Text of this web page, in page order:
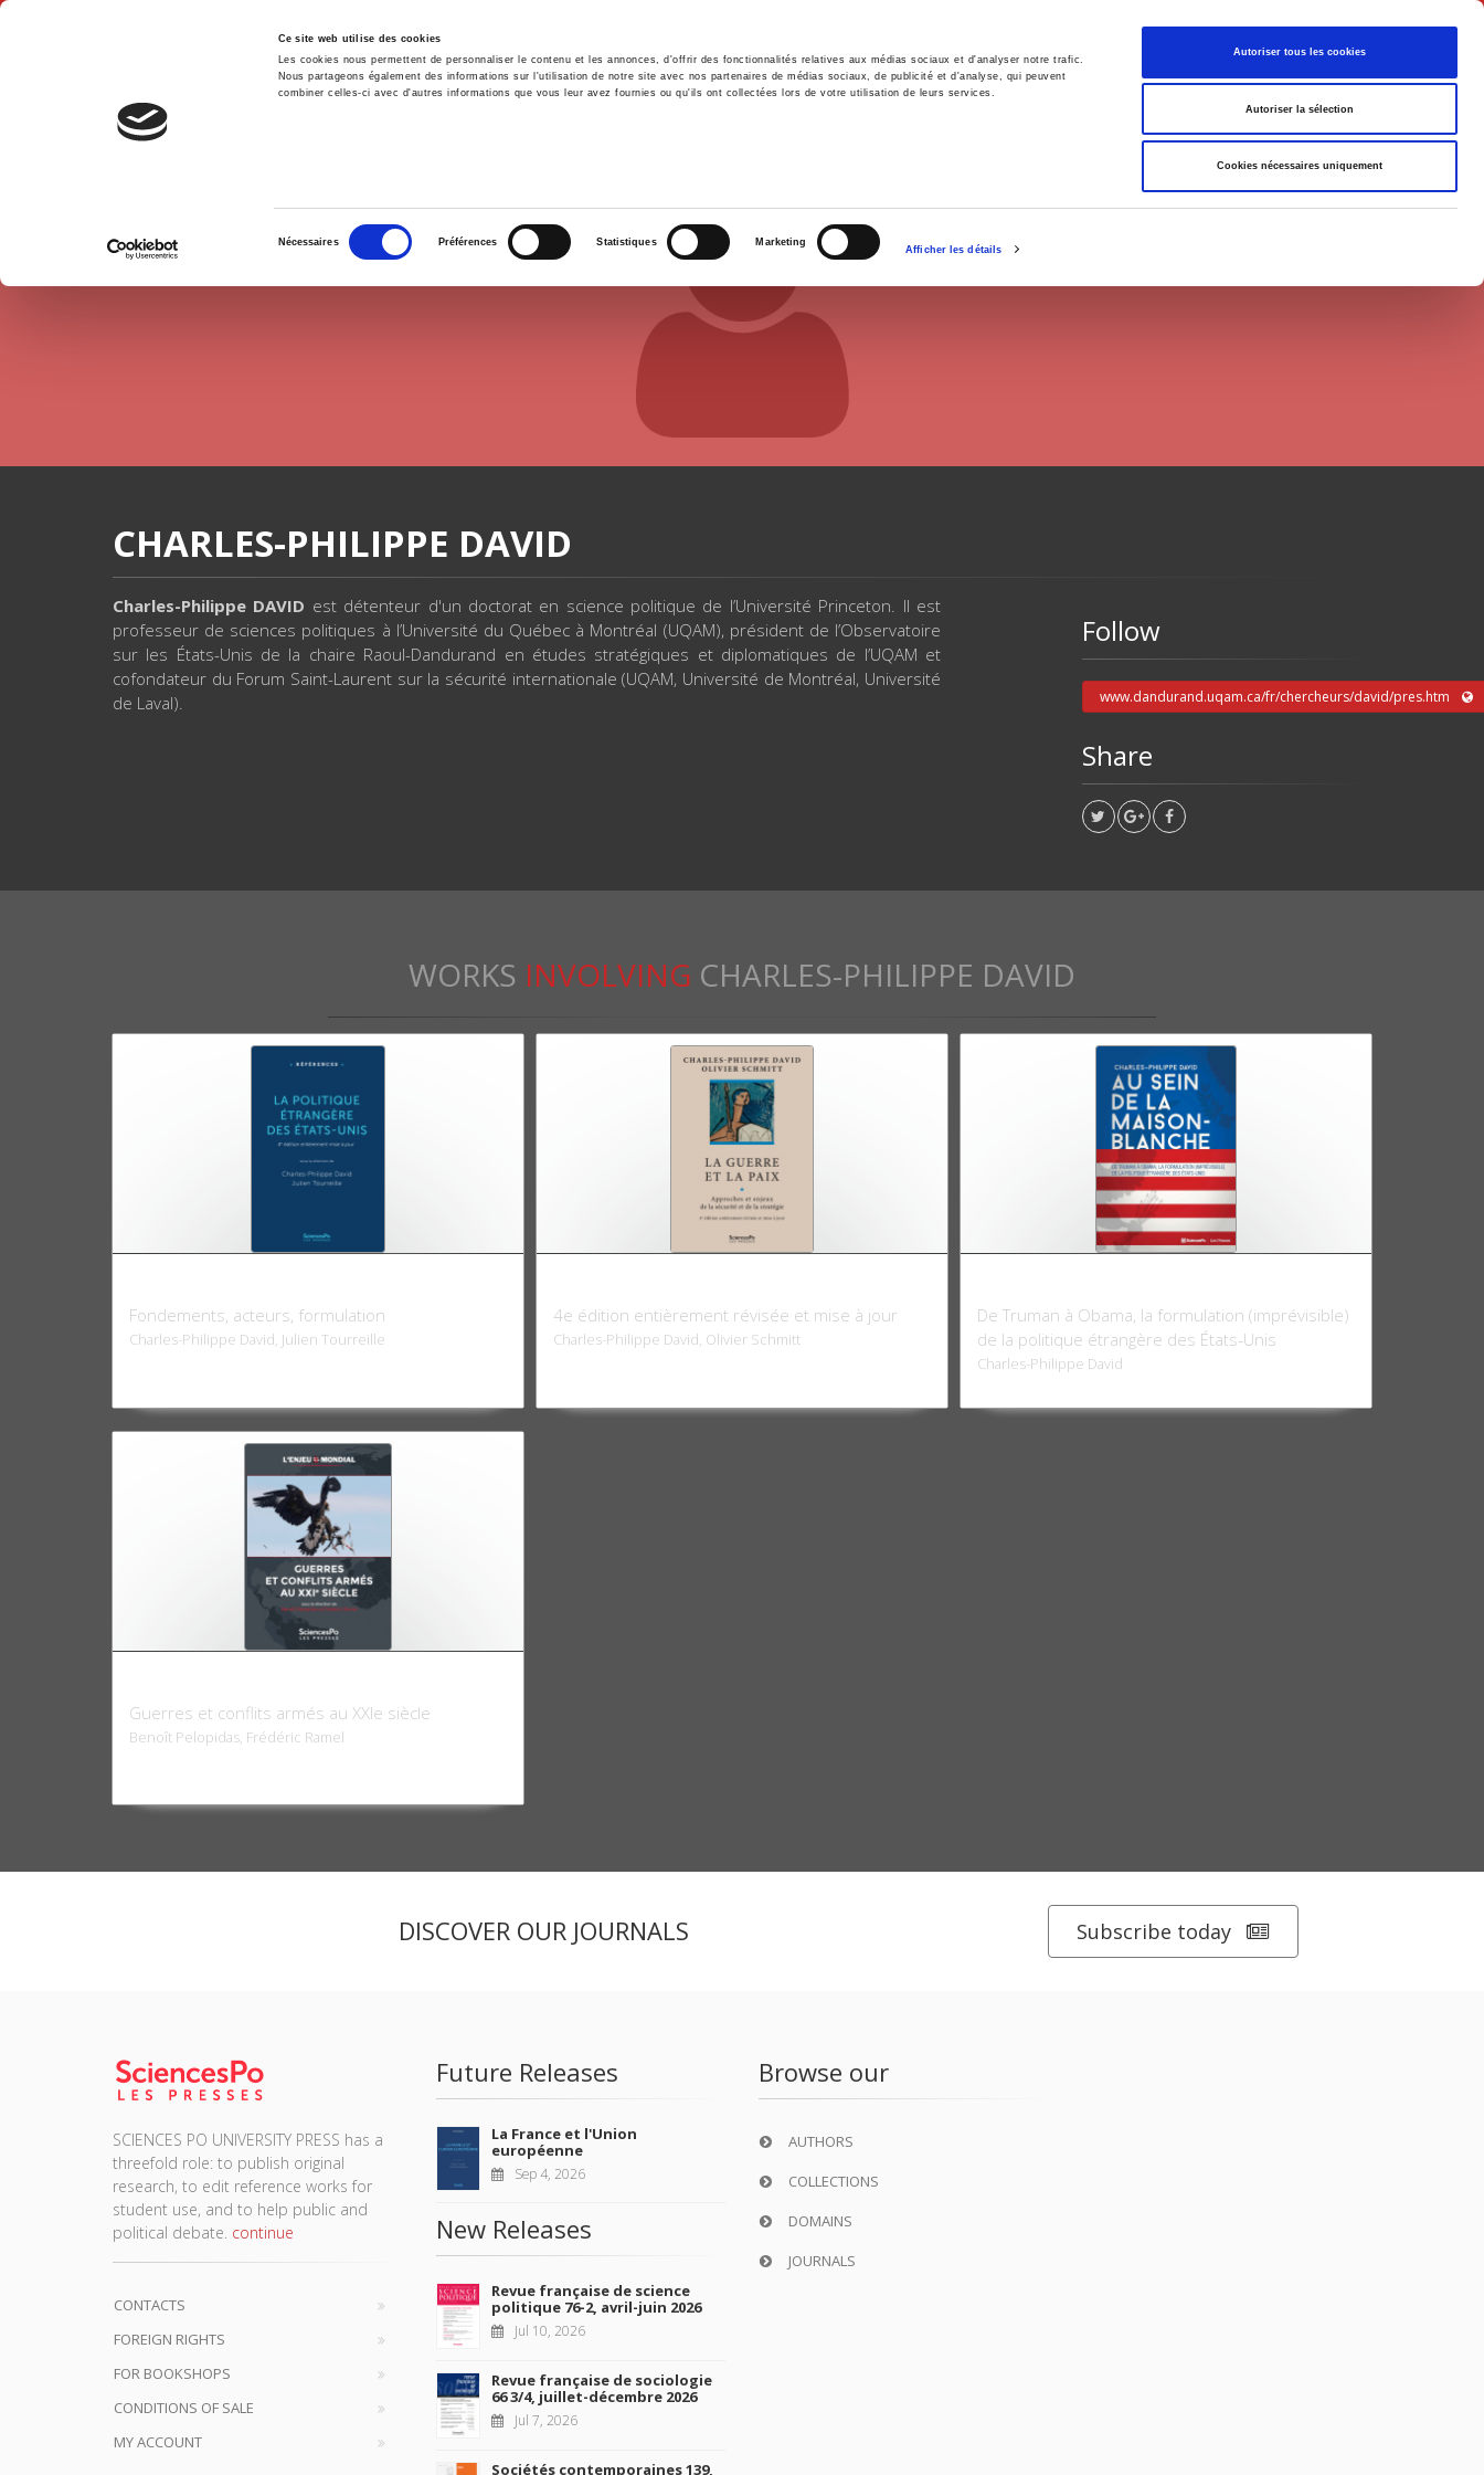
Ce site web utilise des cookies
Les cookies nous permettent de personnaliser le contenu et les annonces, d'offrir des fonctionnalités relatives aux médias sociaux et d'analyser notre trafic.
Nous partageons également des informations sur l'utilisation de notre site avec nos partenaires de médias sociaux, de publicité et d'analyse, qui peuvent
combiner celles-ci avec d'autres informations que vous leur avez fournies ou qu'ils ont collectées lors de votre utilisation de leurs services.
consentement
Nécessaires Préférences Statistiques Marketing
Afficher les détails
Autoriser tous les cookies
Autoriser la sélection
Cookies nécessaires uniquement
English
Home Environment History International Politics
CHARLES-PHILIPPE DAVID
Charles-Philippe DAVID est détenteur d'un doctorat en science politique de l’Université Princeton. Il est
professeur de sciences politiques à l’Université du Québec à Montréal (UQAM), président de l’Observatoire
sur les États-Unis de la chaire Raoul-Dandurand en études stratégiques et diplomatiques de l’UQAM et
cofondateur du Forum Saint-Laurent sur la sécurité internationale (UQAM, Université de Montréal, Université
de Laval).
Follow
www.dandurand.uqam.ca/fr/chercheurs/david/pres.htm
Share
WORKS INVOLVING CHARLES-PHILIPPE DAVID
Fondements, acteurs, formulation
Charles-Philippe David, Julien Tourreille
4e édition entièrement révisée et mise à jour
Charles-Philippe David, Olivier Schmitt
De Truman à Obama, la formulation (imprévisible)
de la politique étrangère des États-Unis
Charles-Philippe David
Guerres et conflits armés au XXIe siècle
Benoît Pelopidas, Frédéric Ramel
DISCOVER OUR JOURNALS Subscribe today
SCIENCES PO UNIVERSITY PRESS has a
threefold role: to publish original
research, to edit reference works for
student use, and to help public and
political debate. continue
CONTACTS
FOREIGN RIGHTS
FOR BOOKSHOPS
CONDITIONS OF SALE
MY ACCOUNT
Future Releases
La France et l'Union
européenne
Sep 4, 2026
New Releases
Revue française de science
politique 76-2, avril-juin 2026
Jul 10, 2026
Revue française de sociologie
66 3/4, juillet-décembre 2026
Jul 7, 2026
Sociétés contemporaines 139,
Browse our
AUTHORS
COLLECTIONS
DOMAINS
JOURNALS